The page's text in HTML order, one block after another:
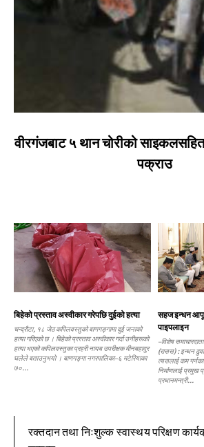
वीरगंजबाट ५ थान चोरीको
पक्राउ
बिहेको प्रस्ताव अस्वीकार गरेपछि दुईको हत्या
चन्द्रौटा, १८ जेठ कपिलवस्तुको बाणगङ्गामा दुई जनाको
हत्या गरिएको छ । बिहेको प्रस्ताव अस्वीकार गर्दा उनीहरूको
हत्या भएको कपिलवस्तुका प्रहरी नायब उपरीक्षक मीनबहादुर
घलेले बताउनुभयो । बाणगङ्गा नगरपालिका–६ मटेरियाका
७०...
सहज इन्धन
पाइपलाइन
–विशेष
(रासस) : इन्धन
त्यसलाई कम
निर्माणलाई प्रमुख
प्रधानमन्त्री...
रक्तदान तथा निःशुल्क स्वास्थय परिक्षण